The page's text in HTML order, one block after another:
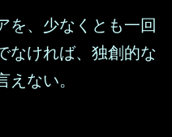
を、少なくとも一回
なければ、独創的な
ない。